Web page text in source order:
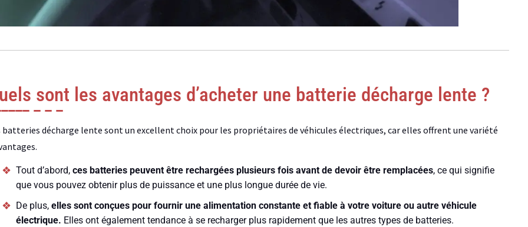
sont les avantages d’acheter une batterie décharge lente ?
batteries décharge lente sont un excellent choix pour les propriétaires de véhicules électriques, car elles offrent une variété
Tout d’abord,ces batteries peuvent être rechargées plusieurs fois avant de devoir être remplacées, ce qui signifie
que vous pouvez obtenir plus de puissance et une plus longue durée de vie.
De plus, elles sont conçues pour fournir une alimentation constante et fiable à votre voiture ou autre véhicule
électrique. Elles ont également tendance à se recharger plus rapidement que les autres types de batteries.